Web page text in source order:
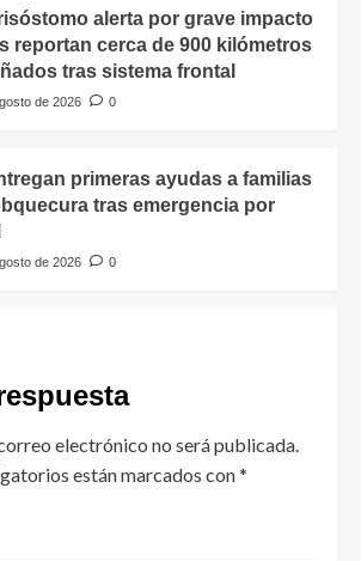
alerta por grave impacto
reportan cerca de 900 kilómetros
tras sistema frontal
de 2026
0
primeras ayudas a familias
tras emergencia por
de 2026 0
electrónico no será publicada.
están marcados con*